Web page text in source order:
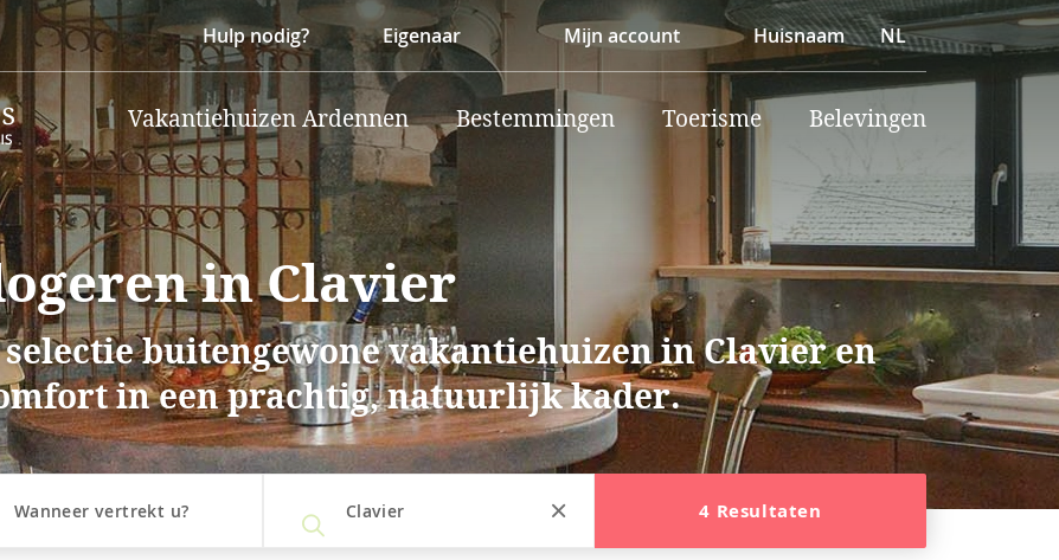
Hulp nodig? Eigenaar Mijn account Huisnaam NL
Vakantiehuizen Ardennen Bestemmingen Toerisme Belevingen
in Clavier
buitengewone vakantiehuizen in Clavier en
in een prachtig, natuurlijk kader.
Wanneer vertrekt u? Clavier 4 Resultaten